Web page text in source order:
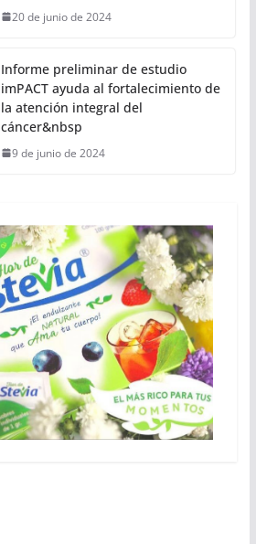
20 de junio de 2024
Informe preliminar de estudio
imPACT ayuda al fortalecimiento de
la atención integral del
cáncer&nbsp
9 de junio de 2024